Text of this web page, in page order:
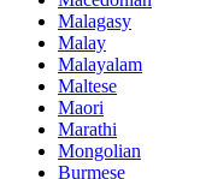
Malagasy
Malay
Malayalam
Maltese
Maori
Marathi
Mongolian
Burmese